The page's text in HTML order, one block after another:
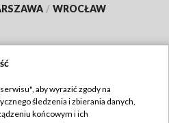
/ WROCŁAW
TVP
aby wyrazić zgody na
śledzenia i zbierania danych,
końcowym i ich